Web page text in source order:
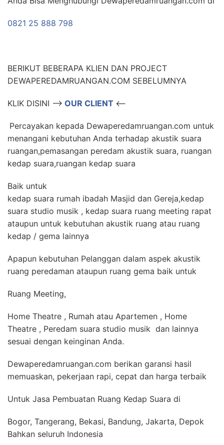
0821 25 888 798
BERIKUT BEBERAPA KLIEN DAN PROJECT
DEWAPEREDAMRUANGAN.COM SEBELUMNYA
KLIK DISINI –> OUR CLIENT <–
Percayakan kepada Dewaperedamruangan.com untuk
menangani kebutuhan Anda terhadap akustik suara
ruangan,pemasangan peredam akustik suara, ruangan
kedap suara,ruangan kedap suara
Baik untuk
kedap suara rumah ibadah Masjid dan Gereja,kedap
suara studio musik , kedap suara ruang meeting rapat
ataupun untuk kebutuhan akustik ruang atau ruang
kedap / gema lainnya
Apapun kebutuhan Pelanggan dalam aspek akustik
ruang peredaman ataupun ruang gema baik untuk
Ruang Meeting,
Home Theatre , Rumah atau Apartemen , Home
Theatre , Peredam suara studio musik dan lainnya
sesuai dengan keinginan Anda.
Dewaperedamruangan.com berikan garansi hasil
memuaskan, pekerjaan rapi, cepat dan harga terbaik
Untuk Jasa Pembuatan Ruang Kedap Suara di
Bogor, Tangerang, Bekasi, Bandung, Jakarta, Depok
Bahkan seluruh Indonesia